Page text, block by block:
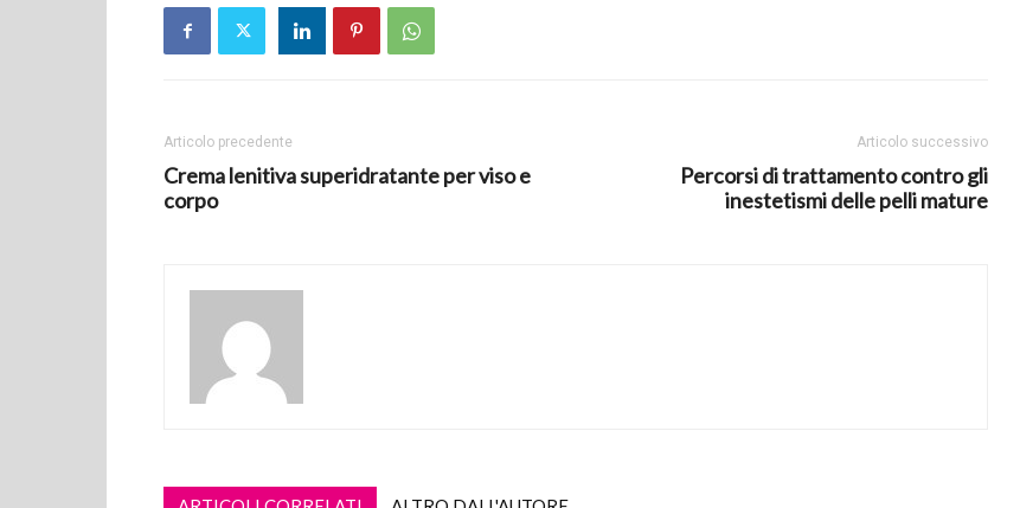
Articolo precedente
Crema lenitiva superidratante per viso e
corpo
Articolo successivo
Percorsi di trattamento contro gli
inestetismi delle pelli mature